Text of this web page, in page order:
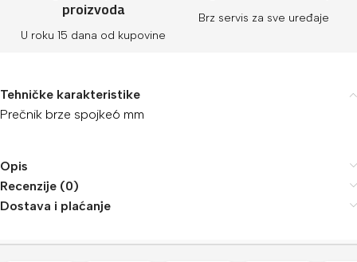
proizvoda
U roku 15 dana od kupovine
Brz servis za sve uređaje
Tehničke karakteristike
Prečnik brze spojke6 mm
Opis
Recenzije (0)
Dostava i plaćanje